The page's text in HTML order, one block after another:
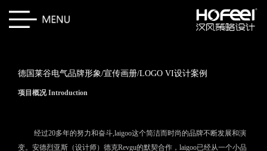
德国莱谷电气品牌形象/宣传画册/LOGO VI设计案例
项目概况 Introduction
经过20多年的努力和奋斗,laigoo这个简洁而时尚的品牌不断发展和演
变。安德烈亚斯（设计师）德克Revgu的默契合作，laigoo已经从一个小品